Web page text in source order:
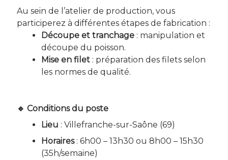
Au sein de l’atelier de production, vous
participerez à différentes étapes de fabrication :
Découpe et tranchage: manipulation et
découpe du poisson.
Mise en filet: préparation des filets selon
les normes de qualité.
🔹 Conditions du poste
Lieu : Villefranche-sur-Saône (69)
Horaires: 6h00 – 13h30 ou 8h00 – 15h30
(35h/semaine)